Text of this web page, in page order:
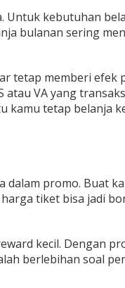
Untuk kebutuhan
bulanan sering
tetap memberi efek
atau VA yang
kamu tetap belanja
promo. Buat
tiket bisa jadi
kecil. Dengan
berlebihan soal